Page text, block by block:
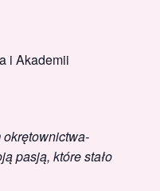
i Akademii
okrętownictwa-
pasją, które stało